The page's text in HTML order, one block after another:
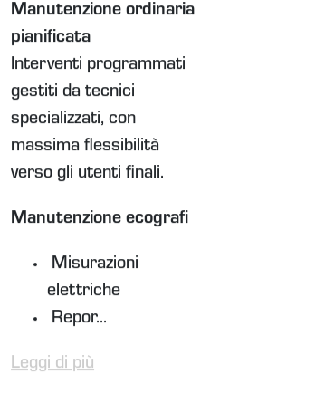
Manutenzione ordinaria
pianificata
Interventi programmati
gestiti da tecnici
specializzati, con
massima flessibilità
verso gli utenti finali.
Manutenzione ecografi
Misurazioni
elettriche
Repor...
Leggi di più